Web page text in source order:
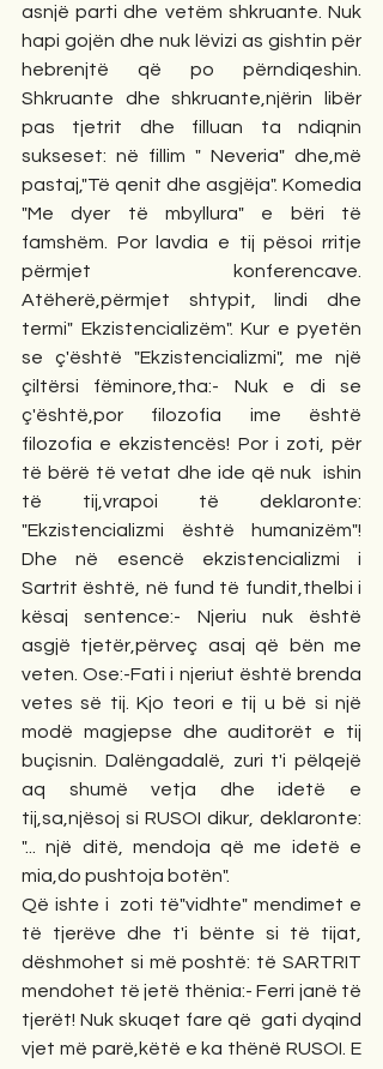
asnjë parti dhe vetëm shkruante. Nuk
hapi gojën dhe nuk lëvizi as gishtin për
hebrenjtë që po përndiqeshin.
Shkruante dhe shkruante,njërin libër
pas tjetrit dhe filluan ta ndiqnin
sukseset: në fillim " Neveria" dhe,më
pastaj,"Të qenit dhe asgjëja". Komedia
"Me dyer të mbyllura" e bëri të
famshëm. Por lavdia e tij pësoi rritje
përmjet konferencave.
Atëherë,përmjet shtypit, lindi dhe
termi" Ekzistencializëm". Kur e pyetën
se ç'është "Ekzistencializmi", me një
çiltërsi fëminore,tha:- Nuk e di se
ç'është,por filozofia ime është
filozofia e ekzistencës! Por i zoti, për
të bërë të vetat dhe ide që nuk  ishin
të tij,vrapoi të deklaronte:
"Ekzistencializmi është humanizëm"!
Dhe në esencë ekzistencializmi i
Sartrit është, në fund të fundit,thelbi i
kësaj sentence:- Njeriu nuk është
asgjë tjetër,përveç asaj që bën me
veten. Ose:-Fati i njeriut është brenda
vetes së tij. Kjo teori e tij u bë si një
modë magjepse dhe auditorët e tij
buçisnin. Dalëngadalë, zuri t'i pëlqejë
aq shumë vetja dhe idetë e
tij,sa,njësoj si RUSOI dikur, deklaronte:
"... një ditë, mendoja që me idetë e
mia,do pushtoja botën".
Që ishte i  zoti të"vidhte" mendimet e
të tjerëve dhe t'i bënte si të tijat,
dëshmohet si më poshtë: të SARTRIT
mendohet të jetë thënia:- Ferri janë të
tjerët! Nuk skuqet fare që  gati dyqind
vjet më parë,këtë e ka thënë RUSOI. E